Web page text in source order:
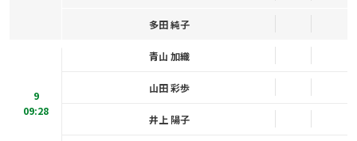
多田 純子
9
09:28
青山 加織
山田 彩歩
井上 陽子